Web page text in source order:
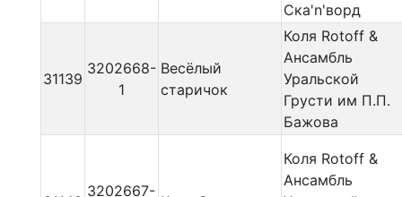
Ска'n'ворд
31139
3202668-
1
Весёлый
старичок
Коля Rotoff &
Ансамбль
Уральской
Грусти им П.П.
Бажова
3202667-
Коля Rotoff &
Ансамбль